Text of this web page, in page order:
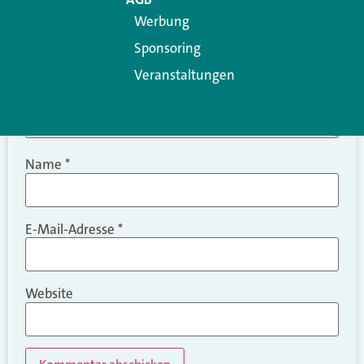
Name *
E-Mail-Adresse *
Website
Werbung
Sponsoring
Veranstaltungen